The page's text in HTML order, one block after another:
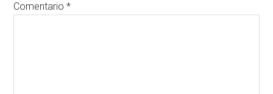
Comentario*